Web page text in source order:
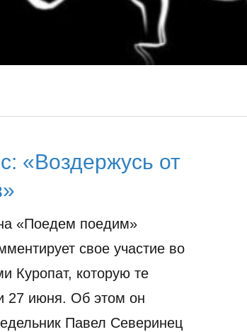
«Воздержусь от
«Поедем поедим»
свое участие во
Куропат, которую те
27 июня. Об этом он
Павел Северинец